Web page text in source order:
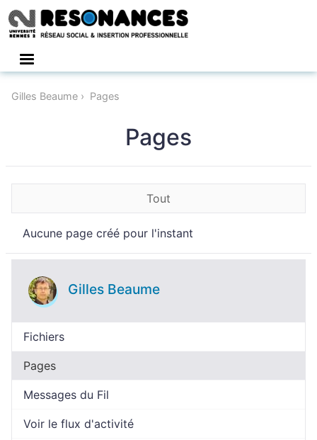
Gilles Beaume Pages
Pages
Tout
Aucune page créé pour l'instant
Gilles Beaume
Fichiers
Pages
Messages du Fil
Voir le flux d'activité